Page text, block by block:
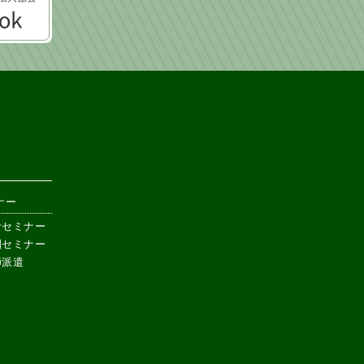
ー
ミナー
ミナー
遣